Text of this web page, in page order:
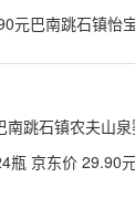
元巴南跳石镇怡
南跳石镇农夫山
瓶 京东价 29.90